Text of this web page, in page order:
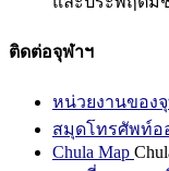
ติดต่อจุฬาฯ
หน่วยงานของ
สมุดโทรศัพท์อ
Chula Map